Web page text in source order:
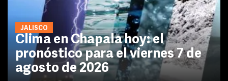
JALISCO
Clima en Chapala hoy: el
pronóstico para el viernes 7 de
agosto de 2026